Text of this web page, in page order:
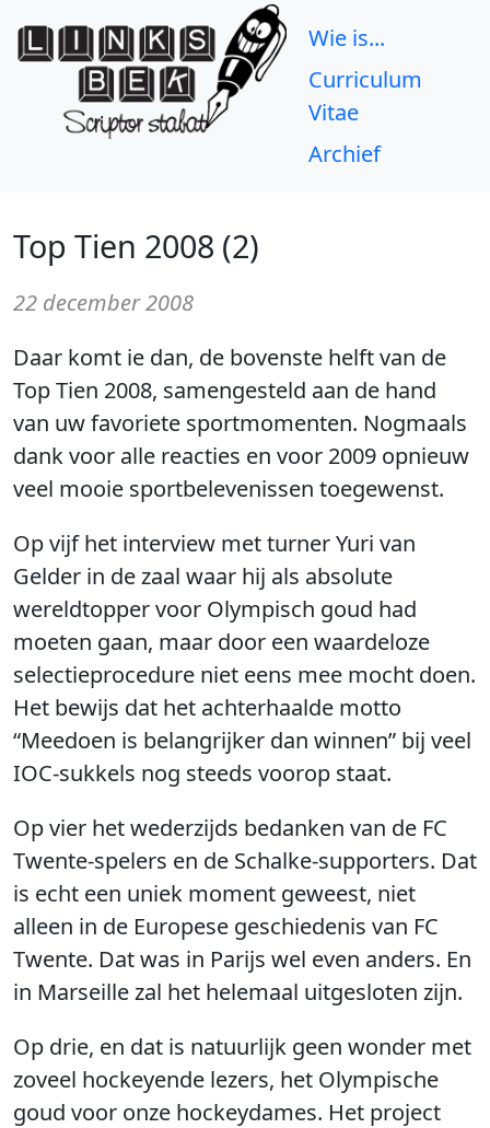
Wie is...
Curriculum
Vitae
Archief
Top Tien 2008 (2)
22 december 2008
Daar komt ie dan, de bovenste helft van de
Top Tien 2008, samengesteld aan de hand
van uw favoriete sportmomenten. Nogmaals
dank voor alle reacties en voor 2009 opnieuw
veel mooie sportbelevenissen toegewenst.
Op vijf het interview met turner Yuri van
Gelder in de zaal waar hij als absolute
wereldtopper voor Olympisch goud had
moeten gaan, maar door een waardeloze
selectieprocedure niet eens mee mocht doen.
Het bewijs dat het achterhaalde motto
“Meedoen is belangrijker dan winnen” bij veel
IOC-sukkels nog steeds voorop staat.
Op vier het wederzijds bedanken van de FC
Twente-spelers en de Schalke-supporters. Dat
is echt een uniek moment geweest, niet
alleen in de Europese geschiedenis van FC
Twente. Dat was in Parijs wel even anders. En
in Marseille zal het helemaal uitgesloten zijn.
Op drie, en dat is natuurlijk geen wonder met
zoveel hockeyende lezers, het Olympische
goud voor onze hockeydames. Het project